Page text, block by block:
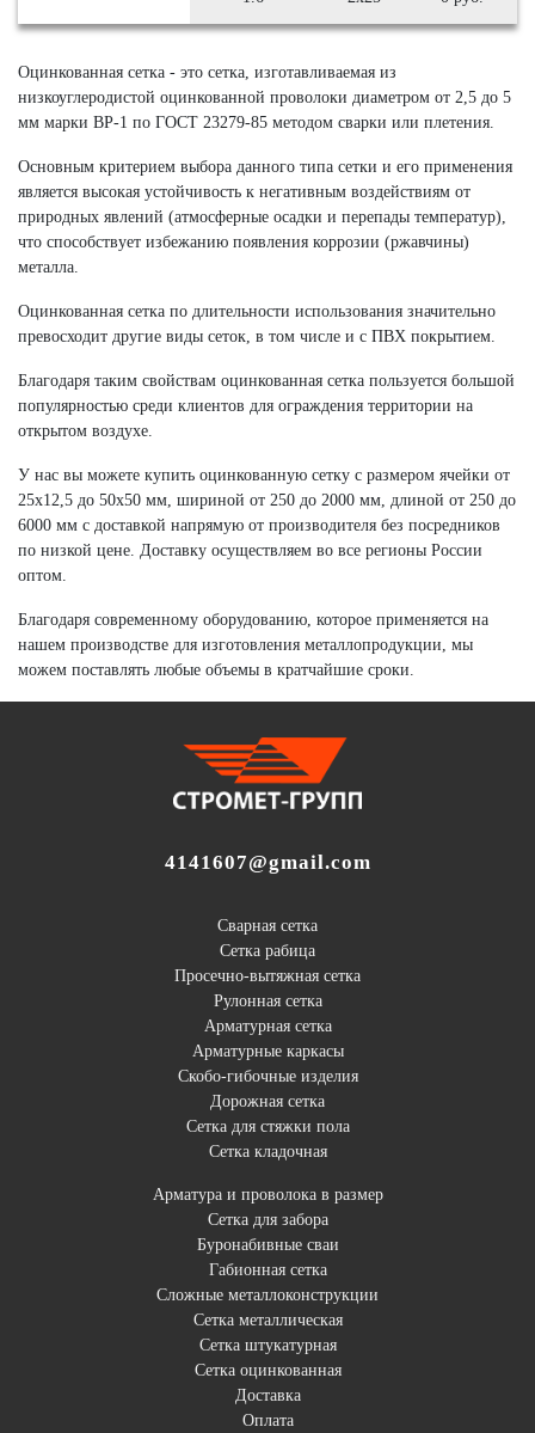
Оцинкованная сетка - это сетка, изготавливаемая из
низкоуглеродистой оцинкованной проволоки диаметром от 2,5 до 5
мм марки ВР-1 по ГОСТ 23279-85 методом сварки или плетения.
Основным критерием выбора данного типа сетки и его применения
является высокая устойчивость к негативным воздействиям от
природных явлений (атмосферные осадки и перепады температур),
что способствует избежанию появления коррозии (ржавчины)
металла.
Оцинкованная сетка по длительности использования значительно
превосходит другие виды сеток, в том числе и с ПВХ покрытием.
Благодаря таким свойствам оцинкованная сетка пользуется большой
популярностью среди клиентов для ограждения территории на
открытом воздухе.
У нас вы можете купить оцинкованную сетку с размером ячейки от
25х12,5 до 50х50 мм, шириной от 250 до 2000 мм, длиной от 250 до
6000 мм с доставкой напрямую от производителя без посредников
по низкой цене. Доставку осуществляем во все регионы России
оптом.
Благодаря современному оборудованию, которое применяется на
нашем производстве для изготовления металлопродукции, мы
можем поставлять любые объемы в кратчайшие сроки.
4141607@gmail.com
Сварная сетка
Сетка рабица
Просечно-вытяжная сетка
Рулонная сетка
Арматурная сетка
Арматурные каркасы
Скобо-гибочные изделия
Дорожная сетка
Сетка для стяжки пола
Сетка кладочная
Арматура и проволока в размер
Сетка для забора
Буронабивные сваи
Габионная сетка
Сложные металлоконструкции
Сетка металлическая
Сетка штукатурная
Сетка оцинкованная
Доставка
Оплата